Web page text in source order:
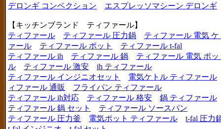
デロンギ コンベクション
エスプレッソマシーン デロンギ
【キッチンブランド ティファール】
ティファール
ティファール 圧力鍋
ティファール 電気 ケ
ァール
ティファール ポット
ティファール t-fal
ティファール ih
ティファール 鍋
ティファール 電気 ポッ
ル
ティファール 激安
ih ティファール
ティファール インジニオセット
電気ケトル ティファール
ィファール 通販
フライパン ティファール
ティファール ih対応
ティファール 格安
鍋 ティファール
ティファール 鍋 セット
ティファール ソースパン
ティファール 圧力釜
電気ポット ティファール
t-fal 圧力